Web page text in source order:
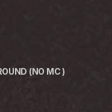
(NO MC )